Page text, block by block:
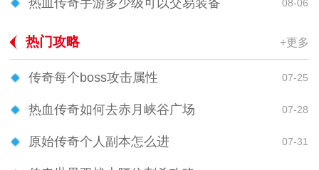
热血传奇手游多少级可以交易装备 08-06
热门攻略 +更多
传奇每个boss攻击属性 07-25
热血传奇如何去赤月峡谷广场 07-28
原始传奇个人副本怎么进 07-31